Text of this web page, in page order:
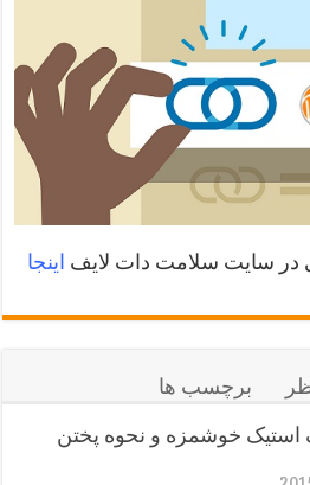
در سایت سلامت دات لایف اینجا
برچسب ها
یک استیک خوشمزه و نحوه پختن